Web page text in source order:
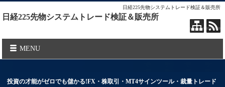
日経225先物システムトレード検証＆販売所
日経225先物システムトレード検証＆販売所
MENU
投資の才能がゼロでも儲かる!FX・株取引・MT4サインツール・裁量トレード